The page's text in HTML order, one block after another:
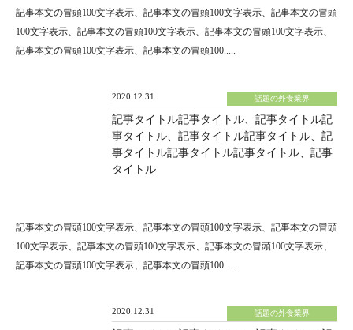
記事本文の冒頭100文字表示、記事本文の冒頭100文字表示、記事本文の冒頭
100文字表示、記事本文の冒頭100文字表示、記事本文の冒頭100文字表示、
記事本文の冒頭100文字表示、記事本文の冒頭100.....
2020.12.31 話題の外食業界
記事タイトル記事タイトル、記事タイトル記
事タイトル、記事タイトル記事タイトル、記
事タイトル記事タイトル記事タイトル、記事
タイトル
記事本文の冒頭100文字表示、記事本文の冒頭100文字表示、記事本文の冒頭
100文字表示、記事本文の冒頭100文字表示、記事本文の冒頭100文字表示、
記事本文の冒頭100文字表示、記事本文の冒頭100.....
2020.12.31 話題の外食業界